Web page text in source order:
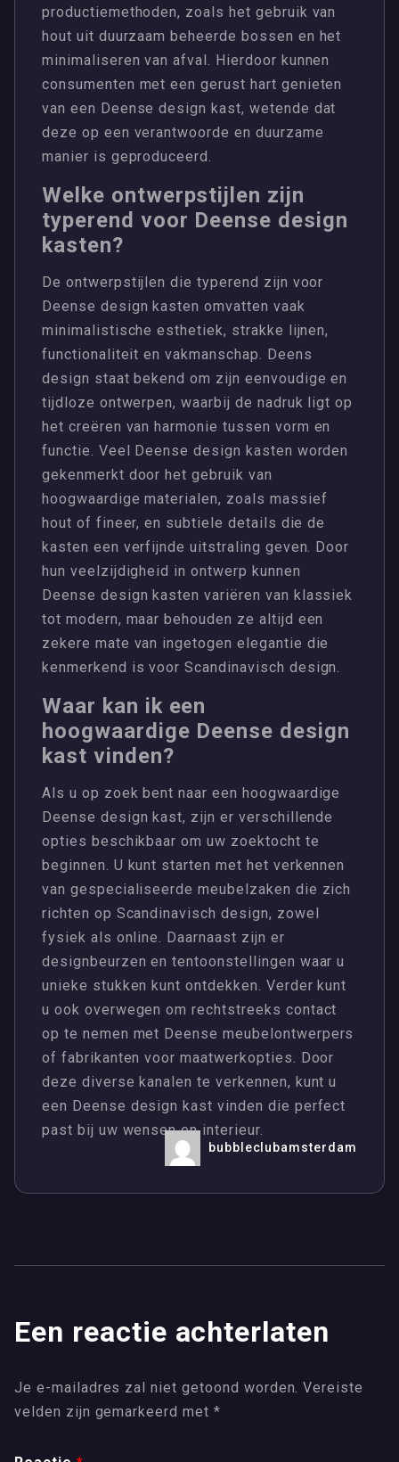
productiemethoden, zoals het gebruik van
hout uit duurzaam beheerde bossen en het
minimaliseren van afval. Hierdoor kunnen
consumenten met een gerust hart genieten
van een Deense design kast, wetende dat
deze op een verantwoorde en duurzame
manier is geproduceerd.
Welke ontwerpstijlen zijn
typerend voor Deense design
kasten?
De ontwerpstijlen die typerend zijn voor
Deense design kasten omvatten vaak
minimalistische esthetiek, strakke lijnen,
functionaliteit en vakmanschap. Deens
design staat bekend om zijn eenvoudige en
tijdloze ontwerpen, waarbij de nadruk ligt op
het creëren van harmonie tussen vorm en
functie. Veel Deense design kasten worden
gekenmerkt door het gebruik van
hoogwaardige materialen, zoals massief
hout of fineer, en subtiele details die de
kasten een verfijnde uitstraling geven. Door
hun veelzijdigheid in ontwerp kunnen
Deense design kasten variëren van klassiek
tot modern, maar behouden ze altijd een
zekere mate van ingetogen elegantie die
kenmerkend is voor Scandinavisch design.
Waar kan ik een
hoogwaardige Deense design
kast vinden?
Als u op zoek bent naar een hoogwaardige
Deense design kast, zijn er verschillende
opties beschikbaar om uw zoektocht te
beginnen. U kunt starten met het verkennen
van gespecialiseerde meubelzaken die zich
richten op Scandinavisch design, zowel
fysiek als online. Daarnaast zijn er
designbeurzen en tentoonstellingen waar u
unieke stukken kunt ontdekken. Verder kunt
u ook overwegen om rechtstreeks contact
op te nemen met Deense meubelontwerpers
of fabrikanten voor maatwerkopties. Door
deze diverse kanalen te verkennen, kunt u
een Deense design kast vinden die perfect
past bij uw wensen en interieur.
bubbleclubamsterdam
Een reactie achterlaten
Je e-mailadres zal niet getoond worden. Vereiste
velden zijn gemarkeerd met *